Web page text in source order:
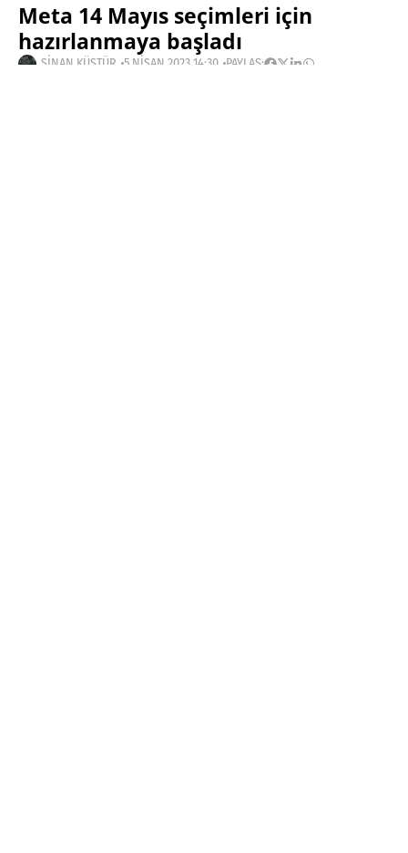
Meta 14 Mayıs seçimleri için
hazırlanmaya başladı
SINAN KÜSTÜR 5 NISAN 2023 14:30 PAYLAŞ: